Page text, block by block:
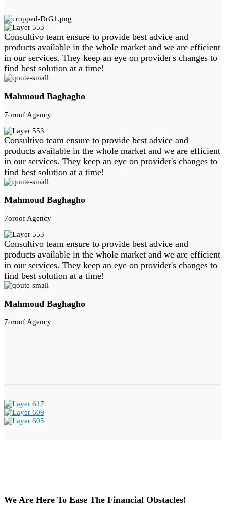
Consultivo team ensure to provide best advice and
products available in the whole market and we are efficient
in our services. They keep an eye on provider's changes to
find best solution at a time!
Mahmoud Baghagho
7oroof Agency
Consultivo team ensure to provide best advice and
products available in the whole market and we are efficient
in our services. They keep an eye on provider's changes to
find best solution at a time!
Mahmoud Baghagho
7oroof Agency
Consultivo team ensure to provide best advice and
products available in the whole market and we are efficient
in our services. They keep an eye on provider's changes to
find best solution at a time!
Mahmoud Baghagho
7oroof Agency
We Are Here To Ease The Financial Obstacles!